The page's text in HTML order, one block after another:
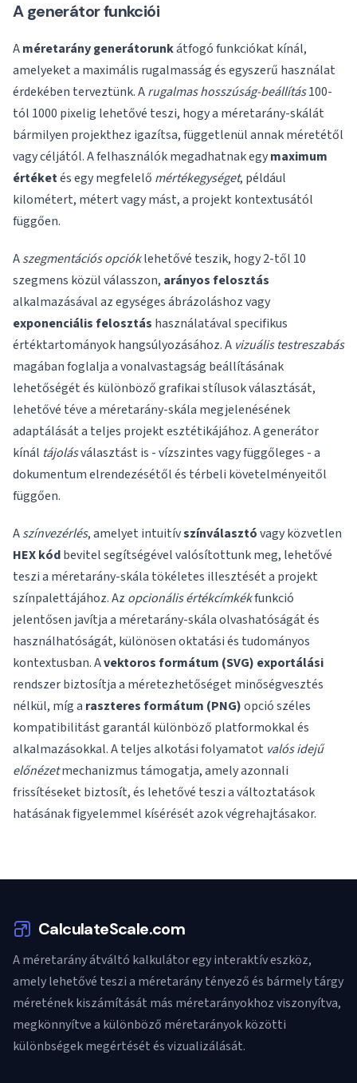
A generátor funkciói
Améretarány generátorunkátfogó funkciókat kínál,
amelyeket a maximális rugalmasság és egyszerű használat
érdekében terveztünk. Arugalmas hosszúság-beállítás100-
tól 1000 pixelig lehetővé teszi, hogy a méretarány-skálát
bármilyen projekthez igazítsa, függetlenül annak méretétől
vagy céljától. A felhasználók megadhatnak egymaximum
értéketés egy megfelelő mértékegységet, például
kilométert, métert vagy mást, a projekt kontextusától
függően.
Aszegmentációs opcióklehetővé teszik, hogy 2-től 10
szegmens közül válasszon, arányos felosztás
alkalmazásával az egységes ábrázoláshoz vagy
exponenciális felosztás használatával specifikus
értéktartományok hangsúlyozásához. A vizuális testreszabás
magában foglalja a vonalvastagság beállításának
lehetőségét és különböző grafikai stílusok választását,
lehetővé téve a méretarány-skála megjelenésének
adaptálását a teljes projekt esztétikájához. A generátor
kínál tájolásválasztást is - vízszintes vagy függőleges - a
dokumentum elrendezésétől és térbeli követelményeitől
függően.
Aszínvezérlés, amelyet intuitívszínválasztóvagy közvetlen
HEX kódbevitel segítségével valósítottunk meg, lehetővé
teszi a méretarány-skála tökéletes illesztését a projekt
színpalettájához. Az opcionális értékcímkékfunkció
jelentősen javítja a méretarány-skála olvashatóságát és
használhatóságát, különösen oktatási és tudományos
kontextusban. Avektoros formátum (SVG) exportálási
rendszer biztosítja a méretezhetőséget minőségvesztés
nélkül, míg a raszteres formátum (PNG)opció széles
kompatibilitást garantál különböző platformokkal és
alkalmazásokkal. A teljes alkotási folyamatot valós idejű
előnézetmechanizmus támogatja, amely azonnali
frissítéseket biztosít, és lehetővé teszi a változtatások
hatásának figyelemmel kísérését azok végrehajtásakor.
CalculateScale.com
A méretarány átváltó kalkulátor egy interaktív eszköz,
amely lehetővé teszi a méretarány tényező és bármely tárgy
méretének kiszámítását más méretarányokhoz viszonyítva,
megkönnyítve a különböző méretarányok közötti
különbségek megértését és vizualizálását.